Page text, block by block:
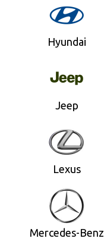
Hyundai
Jeep
Lexus
Mercedes-Benz